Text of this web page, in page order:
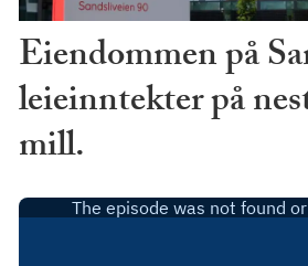
Eiendommen på
leieinntekter på
mill.